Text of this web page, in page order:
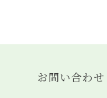
お問い合わ